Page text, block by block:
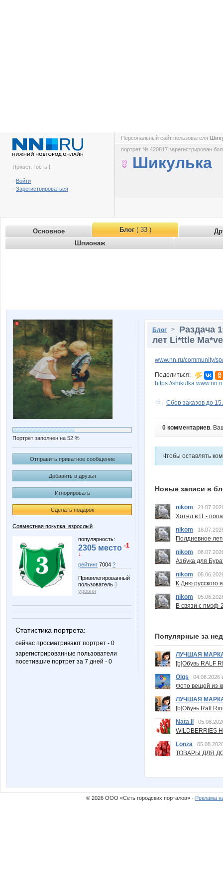
Привет, Гость !
- Войти
- Зарегистрироваться
Персональный сайт пользователя
портрет № 420817 зарегистрирован
Шикулька
Основное Блог( 33 )
Шпионаж
Портрет заполнен на 52 %
Отправить приватное сообщение
Добавить в друзья
Игнорировать
Сделать подарок
Совместная покупка: взрослый
популярность:
2305 место -1
↓
рейтинг 7004 ?
Привилегированный
пользователь 3
уровня
Статистика портрета:
сейчас просматривают портрет - 0
зарегистрированные пользователи
посетившие портрет за 7 дней - 0
Блог > Раздача
лет Li*ttle
www.nn.ru/community/
Поделиться:
https://
Сбор заказов до
0 комментариев.
Чтобы оставлять
Новые записи в
nikom
Хотел в IT -
nikom
Полдневное
nikom
Азбука для
nikom
К Дню русского
nikom
В связи с пмэф-
Популярные за
ЛУЧШАЯ
[b]Обувь RALF
Olgs
04.08.2026
Фото вещей из
ЛУЧШАЯ
[b]Обувь Ralf
Nata.li
Lonza
ТОВАРЫ ДЛЯ
© 2026 ООО «Сеть городских порталов» · Реклама